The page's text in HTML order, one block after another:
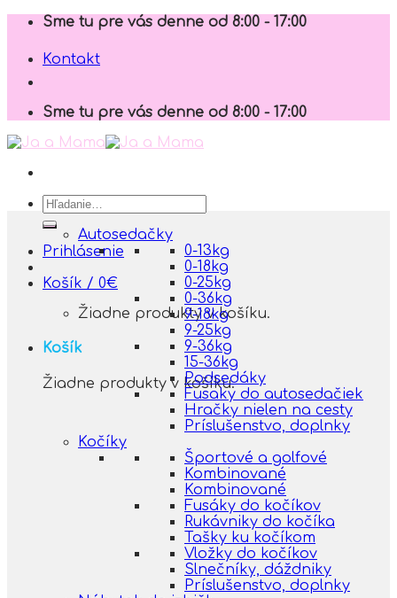
Skip
content
Sme tu pre vás denne od 8:00 - 17:00
Kontakt
Sme tu pre vás denne od 8:00 - 17:00
Hľadať:
Prihlásenie
Košík / 0€
Žiadne produkty v košíku.
Košík
Žiadne produkty v košíku.
Autosedačky
0-13kg
0-18kg
0-25kg
0-36kg
9-18kg
9-25kg
9-36kg
15-36kg
Podsedáky
Fusaky do autosedačiek
Hračky nielen na cesty
Príslušenstvo, doplnky
Kočíky
Športové a golfové
Kombinované
Kombinované
Fusáky do kočíkov
Rukávniky do kočíka
Tašky ku kočíkom
Vložky do kočíkov
Slnečníky, dáždniky
Príslušenstvo, doplnky